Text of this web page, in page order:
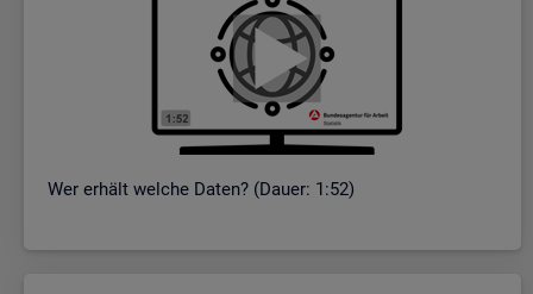
Wer er­hält wel­che Daten? (Dauer: 1:52)